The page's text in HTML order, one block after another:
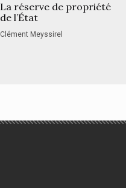
La réserve de propriété
de l’État
Clément Meyssirel